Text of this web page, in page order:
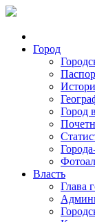
Город
Город
Власть
Глава